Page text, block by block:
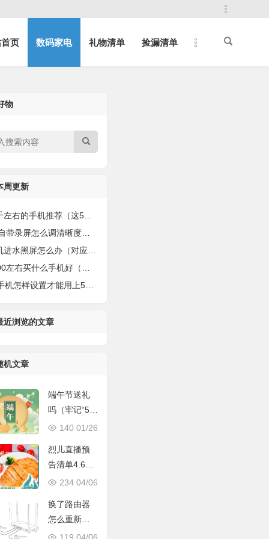
首页 数码家电 礼物清单 捡漏清单
物
周更新
的手机推荐（这5款“8+256G”的性能强的手机）
屏怎么调清晰度（手把手教你录制有声视频！）
水黑屏怎么办（对应4种解决方法）
买什么手机好（值得购买的手机盘点）
样设置才能用上5g（正确开启5G的高速网络）
近浏览的文章
机文章
端午节送礼
吗（牢记“5不
送”，老传统
01/26
140
烈儿直播预
告清单4.6超
多国货好物
衣等你来！
04/06
234
换了路由器
怎么重新设
置上网（小